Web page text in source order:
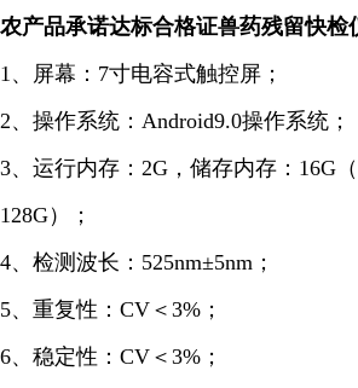
农产品承诺达标合格证兽药残留快检
1、屏幕：7寸电容式触控屏；
2、操作系统：Android9.0操作系统；
3、运行内存：2G，储存内存：16G
128G）；
4、检测波长：525nm±5nm；
5、重复性：CV＜3%；
6、稳定性：CV＜3%；